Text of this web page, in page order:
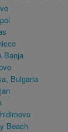
Banja
Bulgaria
Beach